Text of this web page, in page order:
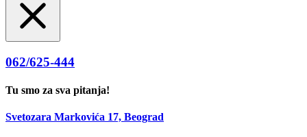
062/625-444
Tu smo za sva pitanja!
Svetozara Markovića 17, Beograd